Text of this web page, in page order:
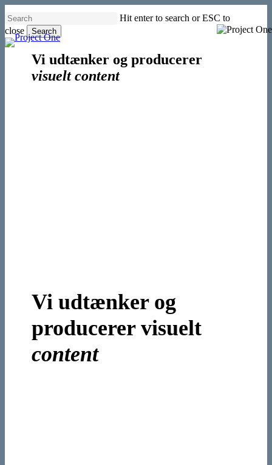
to
main
content
Hit enter to search or ESC to
close
Search
Close
Menu
Vi udtænker og producerer
visuelt content
Vi udtænker og
producerer visuelt
content